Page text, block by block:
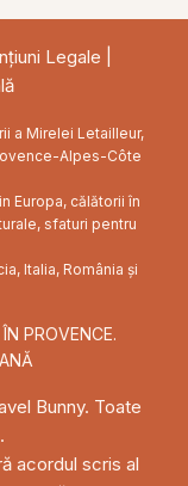
Legale
a Mirelei Letailleur,
Alpes-Côte
Europa, călătorii în
sfaturi pentru
Italia, România și
PROVENCE.
Bunny. Toate
acordul scris al